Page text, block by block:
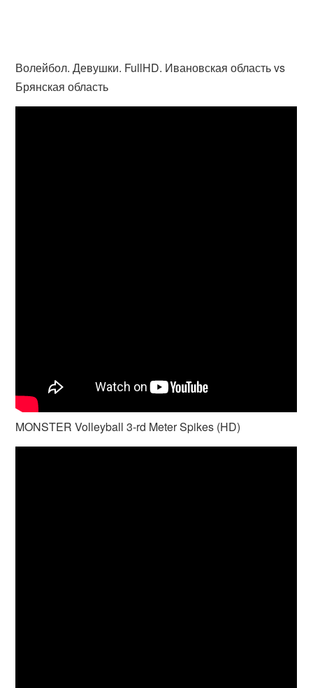
Волейбол. Девушки. FullHD. Ивановская область vs
Брянская область
MONSTER Volleyball 3-rd Meter Spikes (HD)